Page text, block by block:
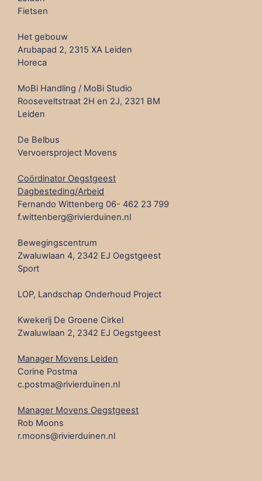
Fietsen
Het gebouw
Arubapad 2, 2315 XA Leiden
Horeca
MoBi Handling / MoBi Studio
Rooseveltstraat 2H en 2J, 2321 BM
Leiden
De Belbus
Vervoersproject Movens
Coördinator Oegstgeest
Dagbesteding/Arbeid
Fernando Wittenberg 06- 462 23 799
f.wittenberg@rivierduinen.nl
Bewegingscentrum
Zwaluwlaan 4, 2342 EJ Oegstgeest
Sport
LOP, Landschap Onderhoud Project
Kwekerij De Groene Cirkel
Zwaluwlaan 2, 2342 EJ Oegstgeest
Manager Movens Leiden
Corine Postma
c.postma@rivierduinen.nl
Manager Movens Oegstgeest
Rob Moons
r.moons@rivierduinen.nl